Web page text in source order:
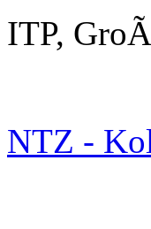
ITP,
NTZ -